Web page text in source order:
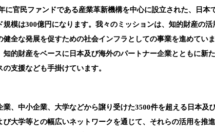
官民ファンドである産業革新機構を中心に設立された、日本
模は300億円になります。我々のミッションは、知的財産の
健全な発展を促すための社会インフラとしての事業を進めてい
知的財産をベースに日本及び海外のパートナー企業とともに新
支援なども手掛けています。
、中小企業、大学などから譲り受けた3500件を超える日本及
大学等との幅広いネットワークを通じて、それらの活用を推